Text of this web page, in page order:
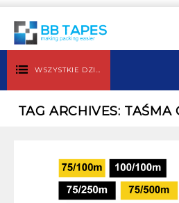
WSZYSTKIE DZIAŁY
TAG ARCHIVES: